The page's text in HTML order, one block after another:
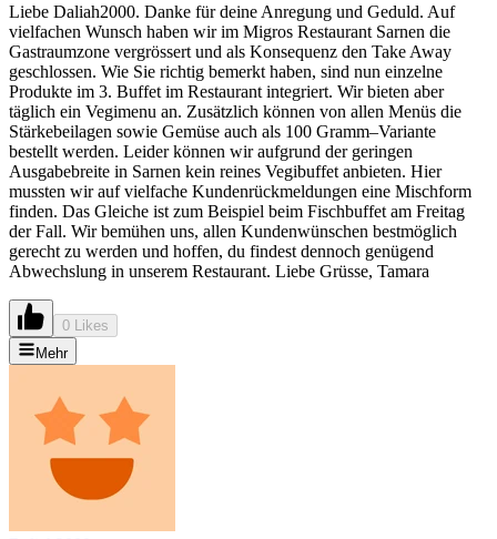
Liebe Daliah2000. Danke für deine Anregung und Geduld. Auf
vielfachen Wunsch haben wir im Migros Restaurant Sarnen die
Gastraumzone vergrössert und als Konsequenz den Take Away
geschlossen. Wie Sie richtig bemerkt haben, sind nun einzelne
Produkte im 3. Buffet im Restaurant integriert. Wir bieten aber
täglich ein Vegimenu an. Zusätzlich können von allen Menüs die
Stärkebeilagen sowie Gemüse auch als 100 Gramm–Variante
bestellt werden. Leider können wir aufgrund der geringen
Ausgabebreite in Sarnen kein reines Vegibuffet anbieten. Hier
mussten wir auf vielfache Kundenrückmeldungen eine Mischform
finden. Das Gleiche ist zum Beispiel beim Fischbuffet am Freitag
der Fall. Wir bemühen uns, allen Kundenwünschen bestmöglich
gerecht zu werden und hoffen, du findest dennoch genügend
Abwechslung in unserem Restaurant. Liebe Grüsse, Tamara
0 Likes
Mehr